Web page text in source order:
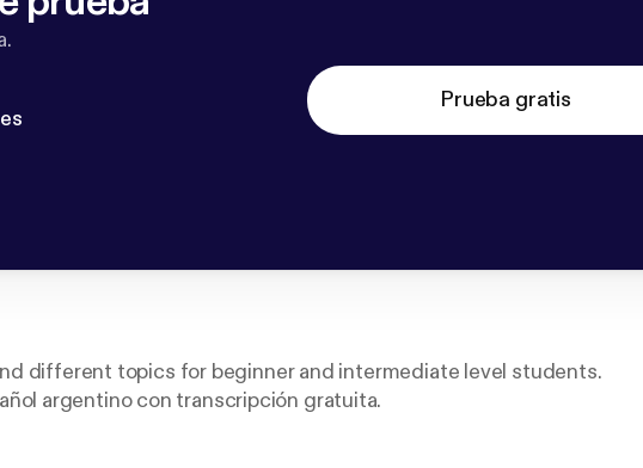
Prueba gratis
different topics for beginner and intermediate level students.
argentino con transcripción gratuita.